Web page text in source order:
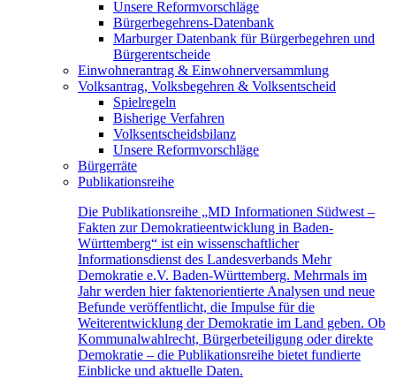
Unsere Reformvorschläge
Bürgerbegehrens-Datenbank
Marburger Datenbank für Bürgerbegehren und
Bürgerentscheide
Einwohnerantrag & Einwohnerversammlung
Volksantrag, Volksbegehren & Volksentscheid
Spielregeln
Bisherige Verfahren
Volksentscheidsbilanz
Unsere Reformvorschläge
Bürgerräte
Publikationsreihe
Die Publikationsreihe „MD Informationen Südwest –
Fakten zur Demokratieentwicklung in Baden-
Württemberg“ ist ein wissenschaftlicher
Informationsdienst des Landesverbands Mehr
Demokratie e.V. Baden-Württemberg. Mehrmals im
Jahr werden hier faktenorientierte Analysen und neue
Befunde veröffentlicht, die Impulse für die
Weiterentwicklung der Demokratie im Land geben. Ob
Kommunalwahlrecht, Bürgerbeteiligung oder direkte
Demokratie – die Publikationsreihe bietet fundierte
Einblicke und aktuelle Daten.